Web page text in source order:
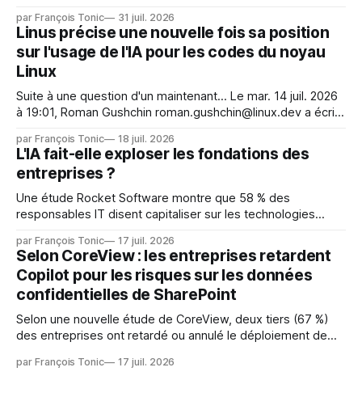
s'étaient échappés de leur environnement isolé (sandbox)
et avaient mené une intrusion non autorisée sur Hugging
Face. La réaction
par François Tonic 31 juil. 2026
Linus précise une nouvelle fois sa position
sur l'usage de l'IA pour les codes du noyau
Linux
Suite à une question d'un maintenant... Le mar. 14 juil. 2026
à 19:01, Roman Gushchin roman.gushchin@linux.dev a écrit :
mainteneurs — irréalisable. Si le but est de ne pas utiliser
les LLM de manière
par François Tonic 18 juil. 2026
L'IA fait-elle exploser les fondations des
entreprises ?
Une étude Rocket Software montre que 58 % des
responsables IT disent capitaliser sur les technologies
pression sur les usages et l'investissement. Cette pression
révèle un écart entre l'ambition et la préparation.
par François Tonic 17 juil. 2026
Selon CoreView : les entreprises retardent
Copilot pour les risques sur les données
confidentielles de SharePoint
Selon une nouvelle étude de CoreView, deux tiers (67 %)
des entreprises ont retardé ou annulé le déploiement de
données confidentielles de SharePoint. Les trois quarts (75
par François Tonic 17 juil. 2026